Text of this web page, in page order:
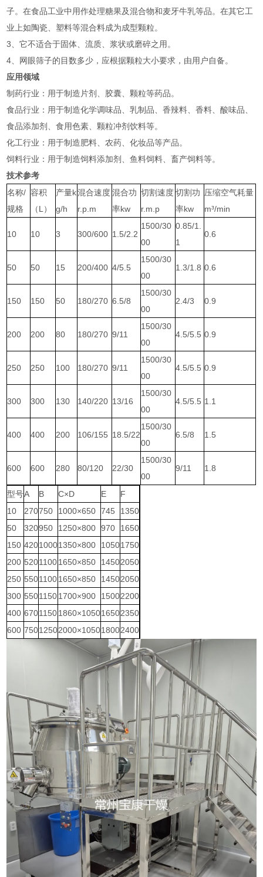
子。在食品工业中用作处理糖果及混合物和麦牙牛乳等品。在其它工
业上如陶瓷、塑料等混合料成为成型颗粒。
3、它不适合于固体、流质、浆状或磨碎之用。
4、网眼筛子的目数多少，应根据颗粒大小要求，由用户自备。
应用领域
‌制药行业‌：用于制造片剂、胶囊、颗粒等药品‌。
‌食品行业‌：用于制造化学调味品、乳制品、香辣料、香料、酸味品、
食品添加剂、食用色素、颗粒冲剂饮料等‌。
‌化工行业‌：用于制造肥料、农药、化妆品等产品‌。
‌饲料行业‌：用于制造饲料添加剂、鱼料饲料、畜产饲料等‌。
技术参考
名称/
规格
容积
（L）
产量k
g/h
混合速度
r.p.m
混合功
率kw
切割速度
r.m.p
切割功
率kw
压缩空气耗量
m³/min
10 10 3 300/600 1.5/2.2
1500/30
00
0.85/1.
1
0.6
50 50 15 200/400 4/5.5
1500/30
00
1.3/1.8 0.6
150 150 50 180/270 6.5/8
1500/30
00
2.4/3 0.9
200 200 80 180/270 9/11
1500/30
00
4.5/5.5 0.9
250 250 100 180/270 9/11
1500/30
00
4.5/5.5 0.9
300 300 130 140/220 13/16
1500/30
00
4.5/5.5 1.1
400 400 200 106/155 18.5/22
1500/30
00
6.5/8 1.5
600 600 280 80/120 22/30
1500/30
00
9/11 1.8
型号A B C×D E
F
10
270750 1000×650 745
1350
50
320950 1250×800 970
1650
150 42010001350×800 10501750
200 52011001650×850 14502050
250 55011001650×850 14502050
300 55011501700×900 15002200
400 67011501860×105016502350
600 75012502000×105018002400